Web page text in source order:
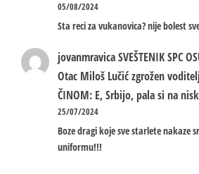
05/08/2024
Sta reci za vukanovica? nije bolest
jovanmravicaSVEŠTENIK SPC
Otac Miloš Lučić zgrožen
ČINOM: E, Srbijo, pala si na
25/07/2024
Boze dragi koje sve starlete nakaze
uniformu!!!